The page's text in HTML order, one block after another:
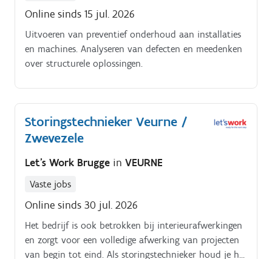
Online sinds 15 jul. 2026
Uitvoeren van preventief onderhoud aan installaties
en machines. Analyseren van defecten en meedenken
over structurele oplossingen.
Storingstechnieker Veurne /
Zwevezele
Let's Work Brugge in VEURNE
Vaste jobs
Online sinds 30 jul. 2026
Het bedrijf is ook betrokken bij interieurafwerkingen
en zorgt voor een volledige afwerking van projecten
van begin tot eind. Als storingstechnieker houd je het